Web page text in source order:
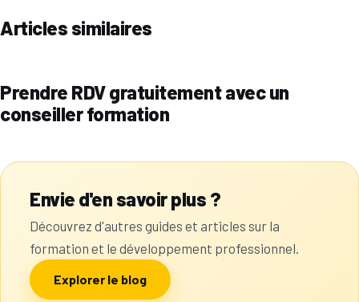
Articles similaires
Prendre RDV gratuitement avec un
conseiller formation
Envie d'en savoir plus ?
Découvrez d'autres guides et articles sur la
formation et le développement professionnel.
Explorer le blog